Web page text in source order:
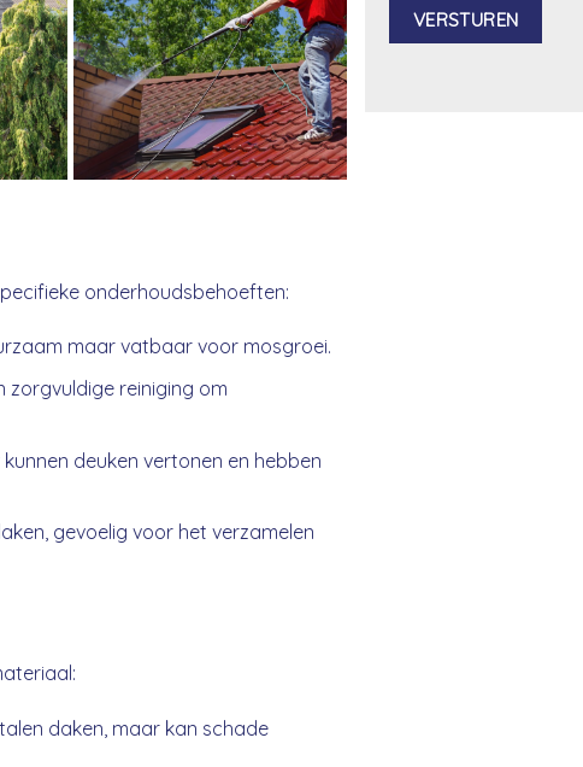
onderhoudsbehoeften:
maar vatbaar voor mosgroei.
zorgvuldige reiniging om
deuken vertonen en hebben
gevoelig voor het verzamelen
daken, maar kan schade